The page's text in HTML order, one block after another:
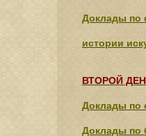
Доклады по
истории
ВТОРОЙ
Доклады по
Доклады по